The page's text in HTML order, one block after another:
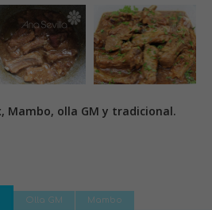
Mambo, olla GM y tradicional.
Olla GM Mambo